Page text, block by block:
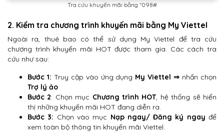
Tra cứu khuyến mãi bằng *098#
2. Kiểm tra chương trình khuyến mãi bằng My Viettel
Ngoài ra, thuê bao có thể sử dụng My Viettel để tra cứu
chương trình khuyến mãi HOT được tham gia. Các cách tra
cứu như sau:
Bước 1: Truy cập vào ứng dụng My Viettel ⇒ nhấn chọn
Trợ lý ảo
Bước 2: Chọn mục Chương trình HOT, hệ thống sẽ hiển
thị những khuyến mãi HOT đang diễn ra.
Bước 3: Chọn vào mục Nạp ngay/ Đăng ký ngay để
xem toàn bộ thông tin khuyến mãi Viettel.